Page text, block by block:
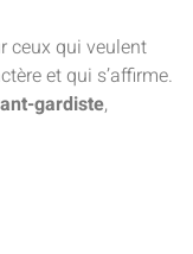
ceux qui veulent
et qui s’affirme.
gardiste,